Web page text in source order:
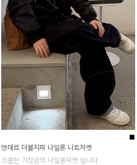
■
엔데르 더블지퍼 나일론 니트자켓
크롭한 기장감의 나일론자켓 입니다.